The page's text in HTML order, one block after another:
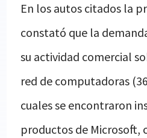
En los autos citados la
constató que la
su actividad comercial
red de computadoras
cuales se encontraron
productos de Microsoft,